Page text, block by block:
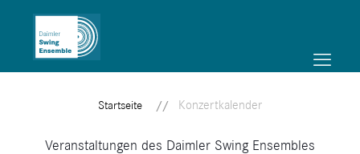
Startseite Konzertkalender
Veranstaltungen des Daimler Swing Ensembles